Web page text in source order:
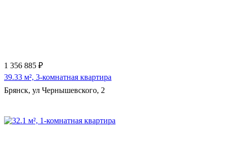
1 356 885 ₽
39.33 м², 3-комнатная квартира
Брянск, ул Чернышевского, 2